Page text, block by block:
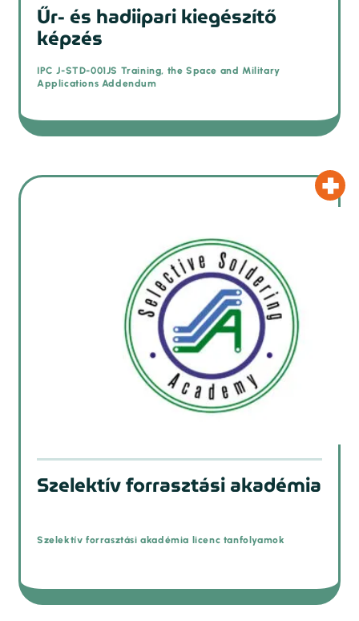
Űr- és hadiipari kiegészítő
képzés
IPC J-STD-001JS Training, the Space and Military
Applications Addendum
Szelektív forrasztási akadémia
Szelektív forrasztási akadémia licenc tanfolyamok